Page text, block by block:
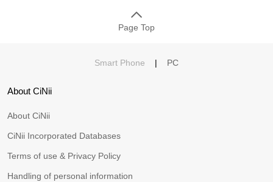
Page Top
Smart Phone | PC
About CiNii
About CiNii
CiNii Incorporated Databases
Terms of use & Privacy Policy
Handling of personal information